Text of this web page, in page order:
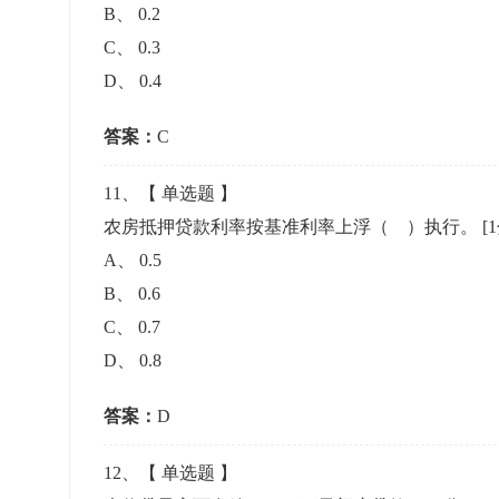
B
0.2
C
0.3
D
0.4
答案： C
11 、【 单选题 】
农房抵押贷款利率按基准利率上浮（ ）执行。
A
0.5
B
0.6
C
0.7
D
0.8
答案： D
12 、【 单选题 】